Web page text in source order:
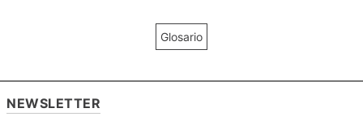
Glosario
NEWSLETTER